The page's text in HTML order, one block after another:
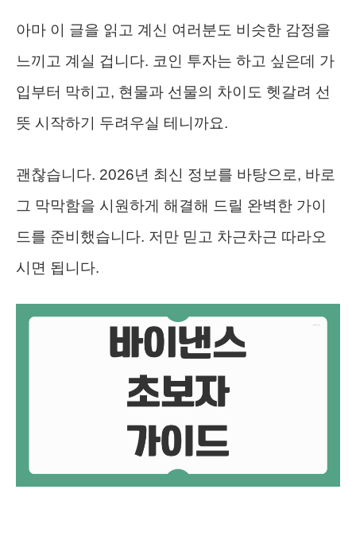
아마 이 글을 읽고 계신 여러분도 비슷한 감정을
느끼고 계실 겁니다. 코인 투자는 하고 싶은데 가
입부터 막히고, 현물과 선물의 차이도 헷갈려 선
뜻 시작하기 두려우실 테니까요.
괜찮습니다. 2026년 최신 정보를 바탕으로, 바로
그 막막함을 시원하게 해결해 드릴 완벽한 가이
드를 준비했습니다. 저만 믿고 차근차근 따라오
시면 됩니다.